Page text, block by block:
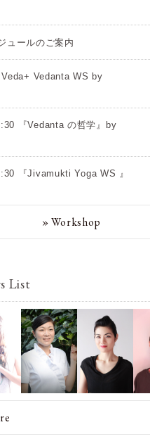
ュールのご案内
Vedanta WS by
『Vedanta の哲学』by
『Jivamukti Yoga WS 』
» Workshop
List